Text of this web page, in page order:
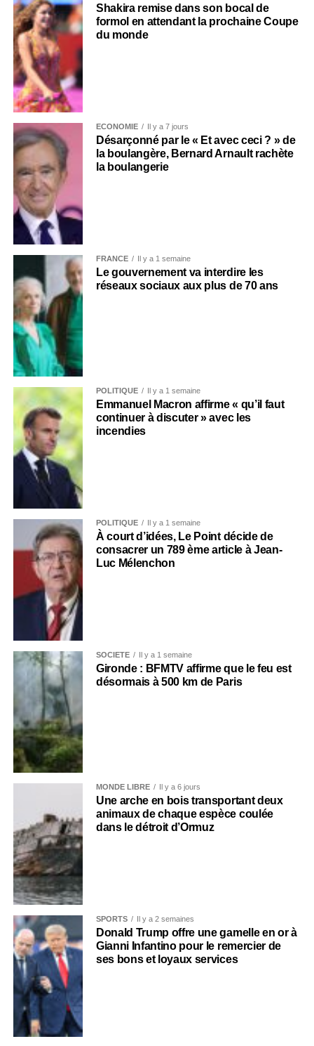
Shakira remise dans son bocal de
formol en attendant la prochaine Coupe
du monde
ECONOMIE Il y a 7 jours
Désarçonné par le « Et avec ceci ? » de
la boulangère, Bernard Arnault rachète
la boulangerie
FRANCE Il y a 1 semaine
Le gouvernement va interdire les
réseaux sociaux aux plus de 70 ans
POLITIQUE Il y a 1 semaine
Emmanuel Macron affirme « qu’il faut
continuer à discuter » avec les
incendies
POLITIQUE Il y a 1 semaine
À court d’idées, Le Point décide de
consacrer un 789 ème article à Jean-
Luc Mélenchon
SOCIÉTÉ Il y a 1 semaine
Gironde : BFMTV affirme que le feu est
désormais à 500 km de Paris
MONDE LIBRE Il y a 6 jours
Une arche en bois transportant deux
animaux de chaque espèce coulée
dans le détroit d’Ormuz
SPORTS Il y a 2 semaines
Donald Trump offre une gamelle en or à
Gianni Infantino pour le remercier de
ses bons et loyaux services